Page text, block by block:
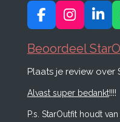
F
c
b
o
k
I
s
a
r
a
L
n
e
d
I
n
Beoordeel
Plaats je review
Alvast super bedankt!!!!
P.s. StarOutfit houdt